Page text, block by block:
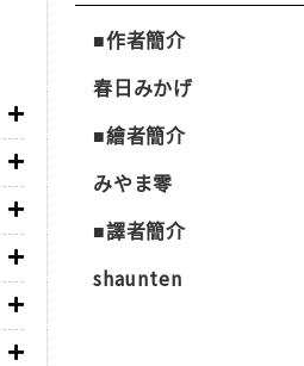
■作者簡介
春日みかげ
■繪者簡介
みやま零
■譯者簡介
shaunten